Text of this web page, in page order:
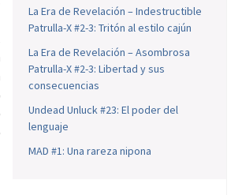
La Era de Revelación – Indestructible
Patrulla-X #2-3: Tritón al estilo cajún
La Era de Revelación – Asombrosa
Patrulla-X #2-3: Libertad y sus
consecuencias
Undead Unluck #23: El poder del
lenguaje
MAD #1: Una rareza nipona